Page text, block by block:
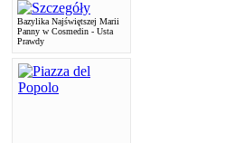
Bazylika Najświętszej Marii
Panny w Cosmedin - Usta
Prawdy